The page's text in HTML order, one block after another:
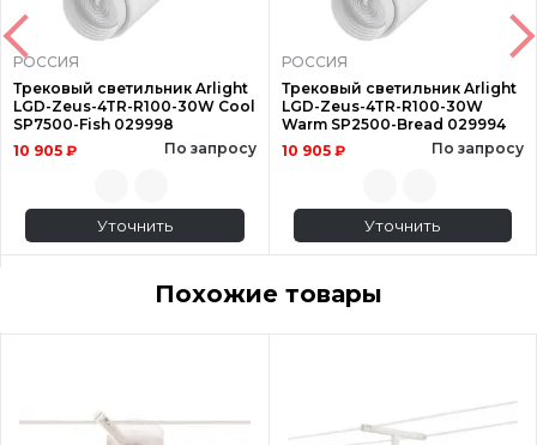
РОССИЯ
Трековый светильник Arlight
LGD-Zeus-4TR-R100-30W Cool
SP7500-Fish 029998
10 905 ₽
По запросу
Уточнить
РОССИЯ
Трековый светильник Arlight
LGD-Zeus-4TR-R100-30W
Warm SP2500-Bread 029994
10 905 ₽
По запросу
Уточнить
Похожие товары